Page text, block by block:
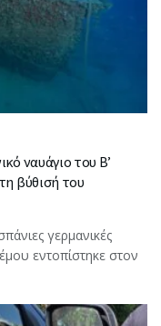
ναυάγιο του Β’
βύθισή του
γερμανικές
εντοπίστηκε στον